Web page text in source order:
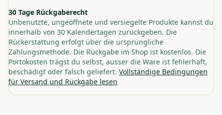
30 Tage Rückgaberecht
Unbenutzte, ungeöffnete und versiegelte Produkte kannst du
innerhalb von 30 Kalendertagen zurückgeben. Die
Rückerstattung erfolgt über die ursprüngliche
Zahlungsmethode. Die Rückgabe im Shop ist kostenlos. Die
Portokosten trägst du selbst, ausser die Ware ist fehlerhaft,
beschädigt oder falsch geliefert. Vollständige Bedingungen
für Versand und Rückgabe lesen